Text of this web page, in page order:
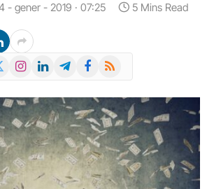
- gener - 2019 · 07:25 5 Mins Read
Instagram
LinkedInTelegramFacebook
RSS